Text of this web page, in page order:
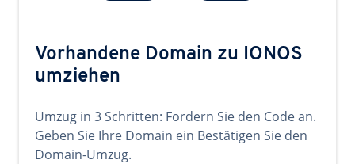
Vorhandene Domain zu IONOS
umziehen
Umzug in 3 Schritten: Fordern Sie den Code an.
Geben Sie Ihre Domain ein Bestätigen Sie den
Domain-Umzug.